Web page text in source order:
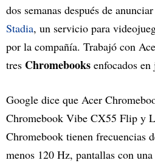
dos semanas después de
Stadia, un servicio para
por la compañía. Trabajó con
tres Chromebooks enfocados en
Google dice que Acer
Chromebook Vibe CX55 Flip y
Chromebook tienen frecuencias
menos 120 Hz, pantallas con